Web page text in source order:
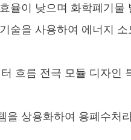
율이 낮으며 화학폐기물
술을 사용하여 에너지
흐름 전극 모듈 디자인
을 상용화하여 용폐수처